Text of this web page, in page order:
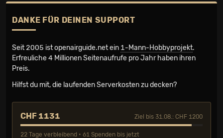
DANKE FÜR DEINEN SUPPORT
Seit 2005 ist openairguide.net ein 1-Mann-Hobbyprojekt.
Erfreuliche 4 Millionen Seiten­aufrufe pro Jahr haben ihren
Preis.
Hilfst du mit, die laufenden Serverkosten zu decken?
CHF 1131 Ziel bis 31.08.: CHF 1200
22 Tage verbleibend • 61 Spenden bis jetzt